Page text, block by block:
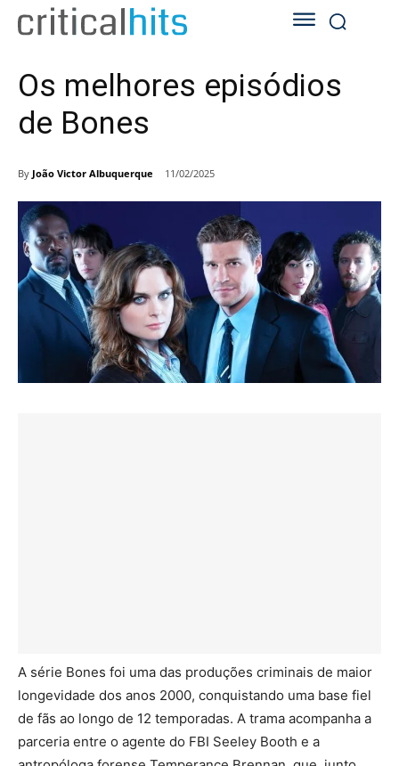
Os melhores episódios
de Bones
By João Victor Albuquerque 11/02/2025
A série Bones foi uma das produções criminais de maior
longevidade dos anos 2000, conquistando uma base fiel
de fãs ao longo de 12 temporadas. A trama acompanha a
parceria entre o agente do FBI Seeley Booth e a